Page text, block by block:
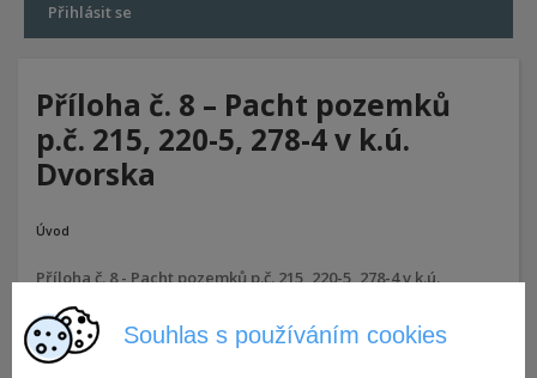
Souhlas s používáním cookies
Přihlásit se
Příloha č. 8 – Pacht pozemků
p.č. 215, 220-5, 278-4 v k.ú.
Dvorska
Úvod
Příloha č. 8 - Pacht pozemků p.č. 215, 220-5, 278-4 v k.ú.
Dvorska
5.5.2026